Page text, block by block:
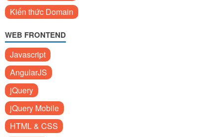
Kiến thức Domain
WEB FRONTEND
Javascript
AngularJS
jQuery
jQuery Mobile
HTML & CSS